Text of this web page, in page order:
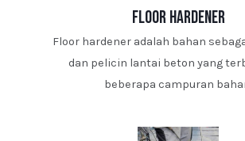
floor hardener
Floor hardener adalah bahan
dan pelicin lantai beton yang
beberapa campuran